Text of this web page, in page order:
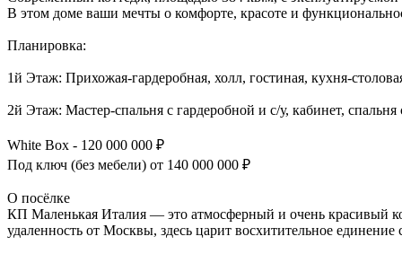
В этом доме ваши мечты о комфорте, красоте и
Планировка:
1й Этаж: Прихожая-гардеробная, холл, гостиная, кухня-
2й Этаж: Мастер-спальня с гардеробной и с/у, кабинет, спальня
White Box - 120 000 000 ₽
Под ключ (без мебели) от 140 000 000 ₽
О посёлке
КП Маленькая Италия — это атмосферный и очень красивый
удаленность от Москвы, здесь царит восхитительное